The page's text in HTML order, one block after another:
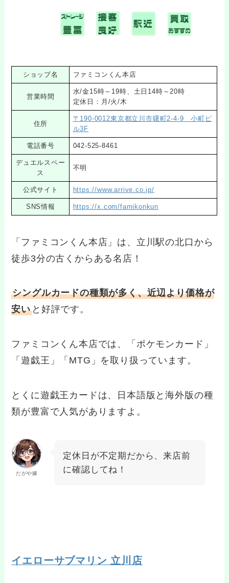
ショップ名 ファミコンくん本店
営業時間
水/金15時～19時、土日14時～20時
定休日：月/火/木
住所
〒190-0012東京都立川市曙町2-4-9 小町ビ
ル3F
電話番号 042-525-8461
デュエルスペー
ス
不明
公式サイト https://www.arrive.co.jp/
SNS情報 https://x.com/famikonkun
「ファミコンくん本店」は、立川駅の北口から
徒歩3分の古くからある名店！
シングルカードの種類が多く、近辺より価格が
安い と好評です。
ファミコンくん本店では、「ポケモンカード」
「遊戯王」「MTG」を取り扱っています。
とくに遊戯王カードは、日本語版と海外版の種
類が豊富で人気がありますよ。
だがや嫁
定休日が不定期だから、来店前
に確認してね！
イエローサブマリン 立川店